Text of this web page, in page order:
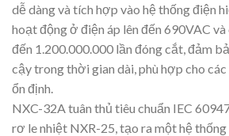
dễ dàng và tích hợp vào hệ thống điện
hoạt động ở điện áp lên đến 690VAC
đến 1.200.000.000 lần đóng cắt, đảm
cậy trong thời gian dài, phù hợp cho
ổn định.
NXC-32A tuân thủ tiêu chuẩn IEC
rơ le nhiệt NXR-25, tạo ra một hệ thống